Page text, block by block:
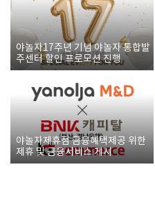
야놀자17주년 기념 야놀자 통합발
주센터 할인 프로모션 진행
야놀자제휴점 금융혜택제공 위한
제휴 및 금융서비스 게시